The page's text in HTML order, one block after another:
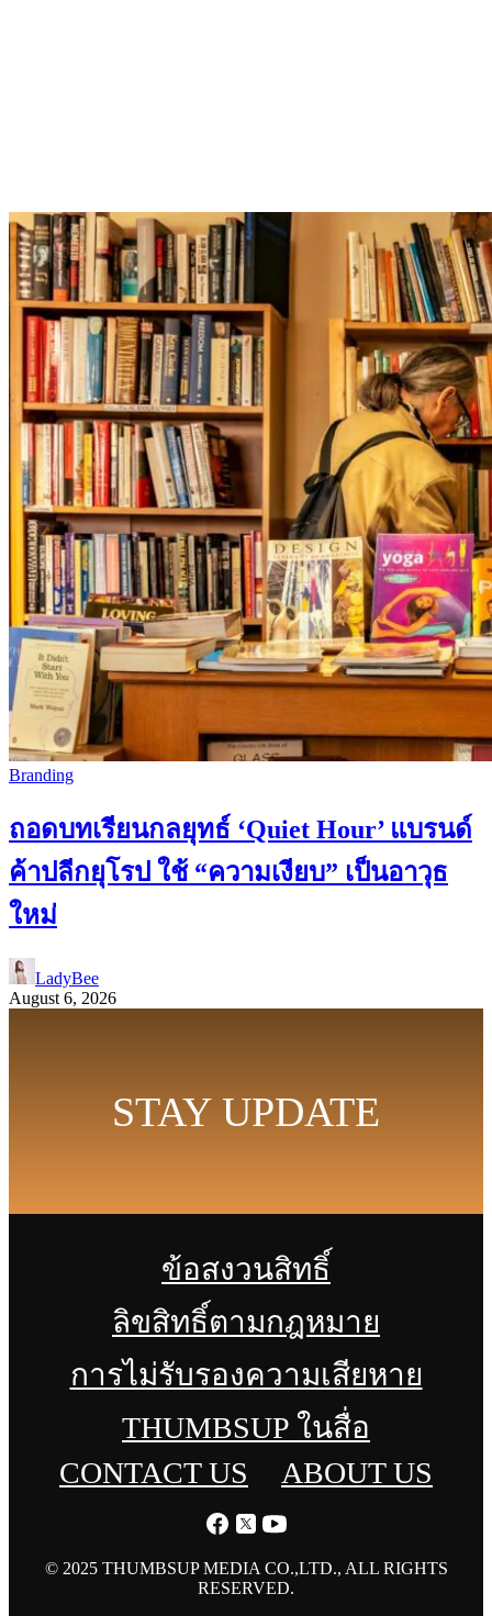
Branding
ถอดบทเรียนกลยุทธ์ ‘Quiet Hour’ แบรนด์
ค้าปลีกยุโรป ใช้ “ความเงียบ” เป็นอาวุธ
ใหม่
LadyBee
August 6, 2026
STAY UPDATE
ข้อสงวนสิทธิ์
ลิขสิทธิ์ตามกฎหมาย
การไม่รับรองความเสียหาย
THUMBSUP ในสื่อ
CONTACT US
ABOUT US
© 2025 THUMBSUP MEDIA CO.,LTD., ALL RIGHTS
RESERVED.